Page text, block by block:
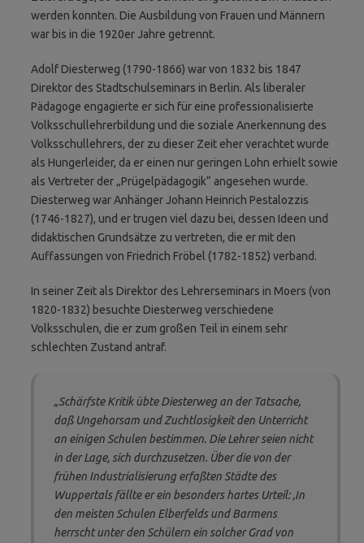
werden konnten. Die Ausbildung von Frauen und Männern
war bis in die 1920er Jahre getrennt.
Adolf Diesterweg (1790-1866) war von 1832 bis 1847
Direktor des Stadtschulseminars in Berlin. Als liberaler
Pädagoge engagierte er sich für eine professionalisierte
Volksschullehrerbildung und die soziale Anerkennung des
Volksschullehrers, der zu dieser Zeit eher verachtet wurde
als Hungerleider, da er einen nur geringen Lohn erhielt sowie
als Vertreter der „Prügelpädagogik“ angesehen wurde.
Diesterweg war Anhänger Johann Heinrich Pestalozzis
(1746-1827), und er trugen viel dazu bei, dessen Ideen und
didaktischen Grundsätze zu vertreten, die er mit den
Auffassungen von Friedrich Fröbel (1782-1852) verband.
In seiner Zeit als Direktor des Lehrerseminars in Moers (von
1820-1832) besuchte Diesterweg verschiedene
Volksschulen, die er zum großen Teil in einem sehr
schlechten Zustand antraf.
„Schärfste Kritik übte Diesterweg an der Tatsache,
daß Ungehorsam und Zuchtlosigkeit den Unter­richt
an einigen Schulen bestimmen. Die Lehrer seien nicht
in der Lage, sich durchzusetzen. Über die von der
frühen Industrialisierung erfaßten Städte des
Wuppertals fällte er ein besonders hartes Urteil: ‚In
den meisten Schulen Elberfelds und Barmens
herrscht unter den Schülern ein solcher Grad von